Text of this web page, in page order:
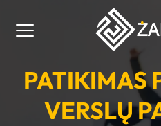
PATIKIMAS
VERSLŲ